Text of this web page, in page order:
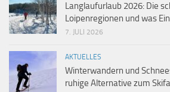
Langlaufurlaub 2026: Die
Loipenregionen und was
7. JULI 2026
AKTUELLES
Winterwandern und
ruhige Alternative zum